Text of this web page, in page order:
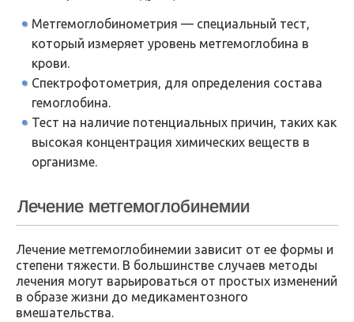
Метгемоглобинометрия — специальный тест,
который измеряет уровень метгемоглобина в
крови.
Спектрофотометрия, для определения состава
гемоглобина.
Тест на наличие потенциальных причин, таких как
высокая концентрация химических веществ в
организме.
Лечение метгемоглобинемии
Лечение метгемоглобинемии зависит от ее формы и
степени тяжести. В большинстве случаев методы
лечения могут варьироваться от простых изменений
в образе жизни до медикаментозного
вмешательства.